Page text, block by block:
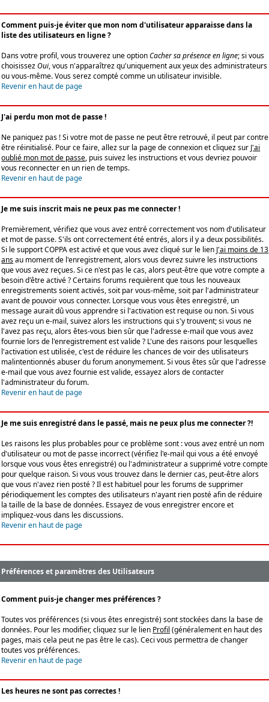
Comment puis-je éviter que mon nom d'utilisateur apparaisse dans la
liste des utilisateurs en ligne ?
Dans votre profil, vous trouverez une optionCacher sa présence en ligne; si vous
choisissezOui, vous n'apparaîtrez qu'uniquement aux yeux des administrateurs
ou vous-même. Vous serez compté comme un utilisateur invisible.
Revenir en haut de page
J'ai perdu mon mot de passe !
Ne paniquez pas ! Si votre mot de passe ne peut être retrouvé, il peut par contre
être réinitialisé. Pour ce faire, allez sur la page de connexion et cliquez sur J'ai
oublié mon mot de passe, puis suivez les instructions et vous devriez pouvoir
vous reconnecter en un rien de temps.
Revenir en haut de page
Je me suis inscrit mais ne peux pas me connecter !
Premièrement, vérifiez que vous avez entré correctement vos nom d'utilisateur
et mot de passe. S'ils ont correctement été entrés, alors il y a deux possibilités.
Si le support COPPA est activé et que vous avez cliqué sur le lien J'ai moins de 13
ansau moment de l'enregistrement, alors vous devrez suivre les instructions
que vous avez reçues. Si ce n'est pas le cas, alors peut-être que votre compte a
besoin d'être activé ? Certains forums requièrent que tous les nouveaux
enregistrements soient activés, soit par vous-même, soit par l'administrateur
avant de pouvoir vous connecter. Lorsque vous vous êtes enregistré, un
message aurait dû vous apprendre si l'activation est requise ou non. Si vous
avez reçu un e-mail, suivez alors les instructions qui s'y trouvent; si vous ne
l'avez pas reçu, alors êtes-vous bien sûr que l'adresse e-mail que vous avez
fournie lors de l'enregistrement est valide ? L'une des raisons pour lesquelles
l'activation est utilisée, c'est de réduire les chances de voir des utilisateurs
malintentionnés abuser du forum anonymement. Si vous êtes sûr que l'adresse
e-mail que vous avez fournie est valide, essayez alors de contacter
l'administrateur du forum.
Revenir en haut de page
Je me suis enregistré dans le passé, mais ne peux plus me connecter ?!
Les raisons les plus probables pour ce problème sont : vous avez entré un nom
d'utilisateur ou mot de passe incorrect (vérifiez l'e-mail qui vous a été envoyé
lorsque vous vous êtes enregistré) ou l'administrateur a supprimé votre compte
pour quelque raison. Si vous vous trouvez dans le dernier cas, peut-être alors
que vous n'avez rien posté ? Il est habituel pour les forums de supprimer
périodiquement les comptes des utilisateurs n'ayant rien posté afin de réduire
la taille de la base de données. Essayez de vous enregistrer encore et
impliquez-vous dans les discussions.
Revenir en haut de page
Préférences et paramètres des Utilisateurs
Comment puis-je changer mes préférences ?
Toutes vos préférences (si vous êtes enregistré) sont stockées dans la base de
données. Pour les modifier, cliquez sur le lien Profil (généralement en haut des
pages, mais cela peut ne pas être le cas). Ceci vous permettra de changer
toutes vos préférences.
Revenir en haut de page
Les heures ne sont pas correctes !